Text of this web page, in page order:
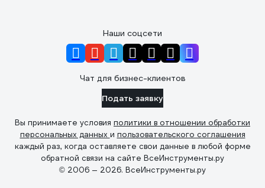
Наши соцсети
Чат для бизнес-клиентов
Подать заявку
Вы принимаете условия политики в отношении обработки
персональных данных и пользовательского соглашения
каждый раз, когда оставляете свои данные в любой форме
обратной связи на сайте ВсеИнструменты.ру
© 2006 — 2026. ВсеИнструменты.ру